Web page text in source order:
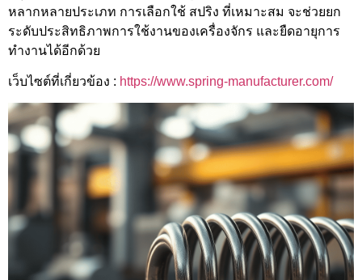
หลากหลายประเภท การเลือกใช้ สปริง ที่เหมาะสม จะช่วยยก
ระดับประสิทธิภาพการใช้งานของเครื่องจักร และยืดอายุการ
ทำงานได้อีกด้วย
เว็บไซต์ที่เกี่ยวข้อง : https://www.spring-manufacturer.com/